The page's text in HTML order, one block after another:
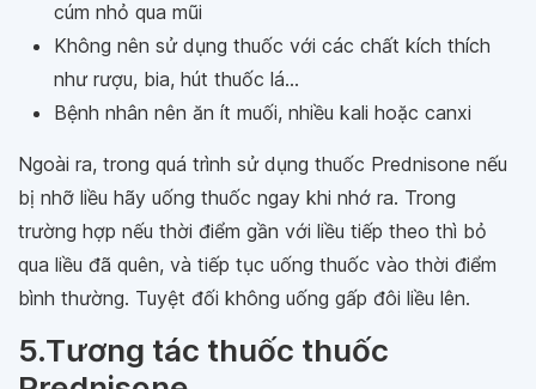
cúm nhỏ qua mũi
Không nên sử dụng thuốc với các chất kích thích
như rượu, bia, hút thuốc lá...
Bệnh nhân nên ăn ít muối, nhiều kali hoặc canxi
Ngoài ra, trong quá trình sử dụng thuốc Prednisone nếu
bị nhỡ liều hãy uống thuốc ngay khi nhớ ra. Trong
trường hợp nếu thời điểm gần với liều tiếp theo thì bỏ
qua liều đã quên, và tiếp tục uống thuốc vào thời điểm
bình thường. Tuyệt đối không uống gấp đôi liều lên.
5.Tương tác thuốc thuốc